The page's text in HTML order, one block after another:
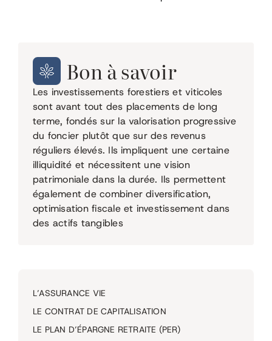
Bon à savoir
Les investissements forestiers et viticoles
sont avant tout des placements de long
terme, fondés sur la valorisation progressive
du foncier plutôt que sur des revenus
réguliers élevés. Ils impliquent une certaine
illiquidité et nécessitent une vision
patrimoniale dans la durée. Ils permettent
également de combiner diversification,
optimisation fiscale et investissement dans
des actifs tangibles
L’ASSURANCE VIE
LE CONTRAT DE CAPITALISATION
LE PLAN D’ÉPARGNE RETRAITE (PER)